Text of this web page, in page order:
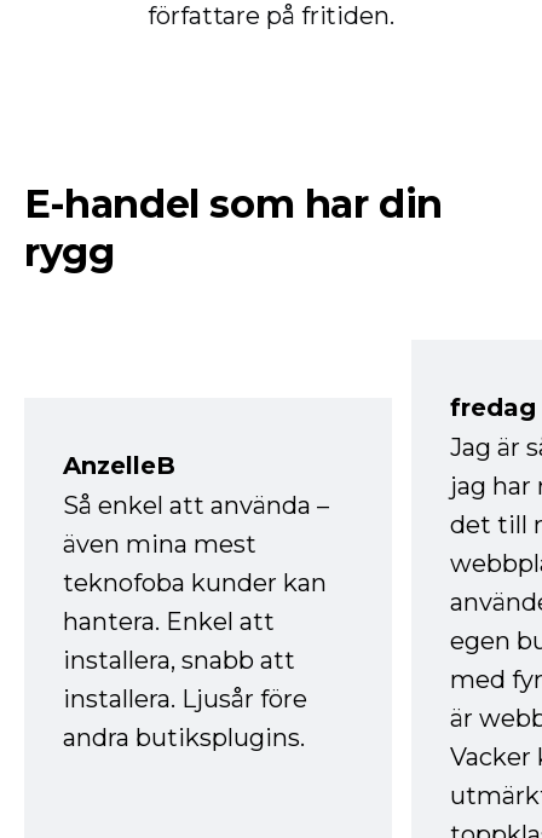
författare på fritiden.
E-handel som har din
rygg
AnzelleB
Så enkel att använda –
även mina mest
teknofoba kunder kan
hantera. Enkel att
installera, snabb att
installera. Ljusår före
andra butiksplugins.
fredag
Jag är
jag
det till
egen
med
är
Vacker